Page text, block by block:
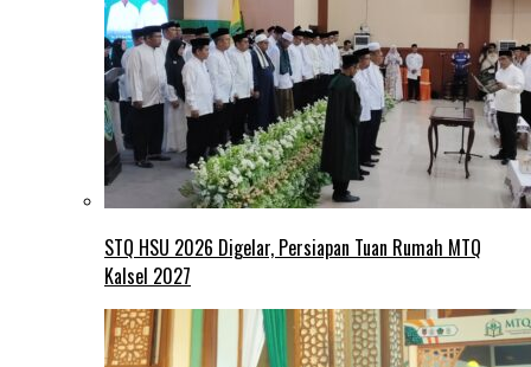
STQ HSU 2026 Digelar, Persiapan Tuan Rumah MTQ
Kalsel 2027